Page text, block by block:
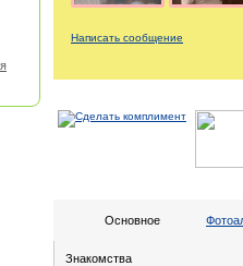
Написать сообщение
Основное
Знакомства